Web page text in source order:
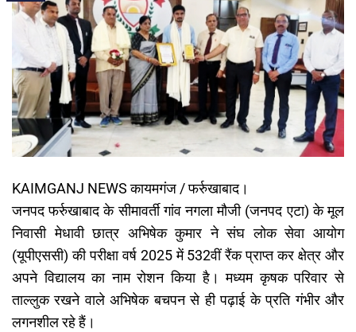
KAIMGANJ NEWS कायमगंज / फर्रुखाबाद।
जनपद फर्रुखाबाद के सीमावर्ती गांव नगला मौजी (जनपद एटा) के मूल
निवासी मेधावी छात्र अभिषेक कुमार ने संघ लोक सेवा आयोग
(यूपीएससी) की परीक्षा वर्ष 2025 में 532वीं रैंक प्राप्त कर क्षेत्र और
अपने विद्यालय का नाम रोशन किया है। मध्यम कृषक परिवार से
ताल्लुक रखने वाले अभिषेक बचपन से ही पढ़ाई के प्रति गंभीर और
लगनशील रहे हैं।